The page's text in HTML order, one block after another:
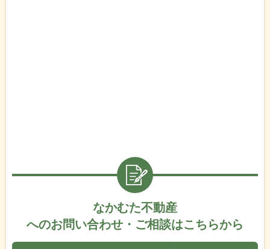
なかむた不動産
へのお問い合わせ・ご相談はこちらから